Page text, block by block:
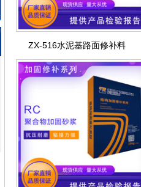
ZX-516水泥基路面修补料